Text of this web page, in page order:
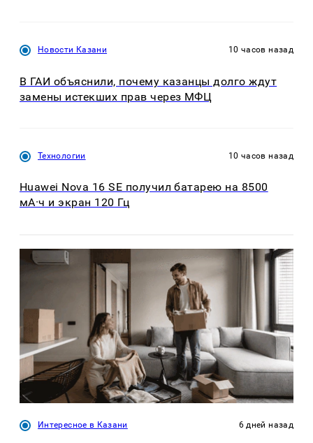
Новости Казани 10 часов назад
В ГАИ объяснили, почему казанцы долго ждут
замены истекших прав через МФЦ
Технологии 10 часов назад
Huawei Nova 16 SE получил батарею на 8500
мА·ч и экран 120 Гц
Интересное в Казани 6 дней назад